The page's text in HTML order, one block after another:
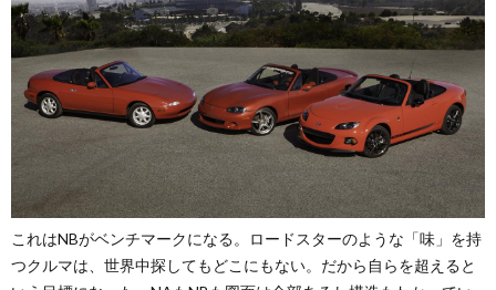
これはNBがベンチマークになる。ロードスターのような「味」を持
つクルマは、世界中探してもどこにもない。だから自らを超えると